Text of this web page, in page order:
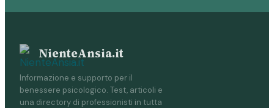
NienteAnsia.it
Informazione e supporto per il
benessere psicologico. Test, articoli e
una directory di professionisti in tutta